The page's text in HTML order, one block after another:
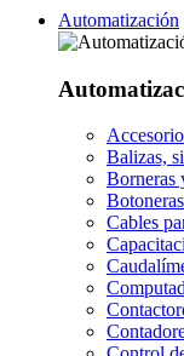
Automatización
Balizas,
Borneras
Cables